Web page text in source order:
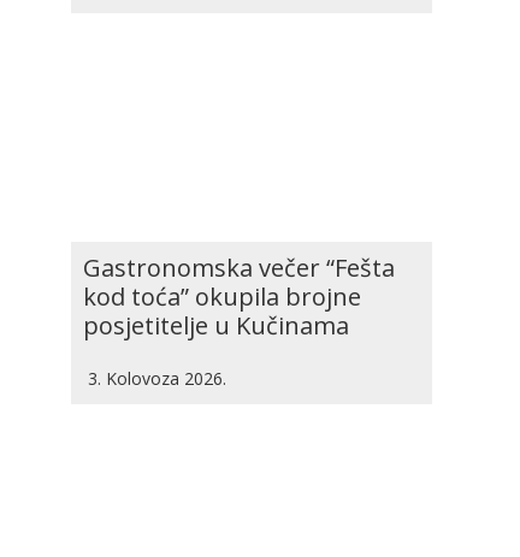
Gastronomska večer “Fešta
kod toća” okupila brojne
posjetitelje u Kučinama
3. Kolovoza 2026.